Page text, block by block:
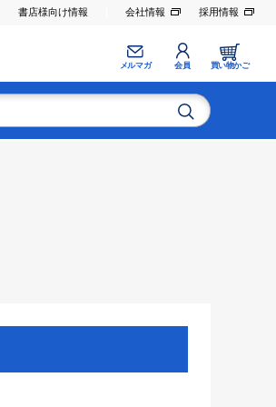
書店様向け情報 会社情報 採用情報
メルマガ 会員 買い物かご